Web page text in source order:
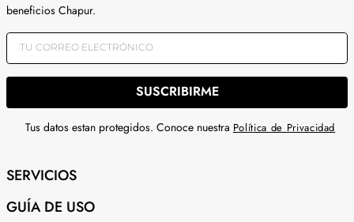
beneficios Chapur.
SUSCRIBIRME
Tus datos estan protegidos. Conoce nuestra Política de Privacidad
SERVICIOS
GUÍA DE USO